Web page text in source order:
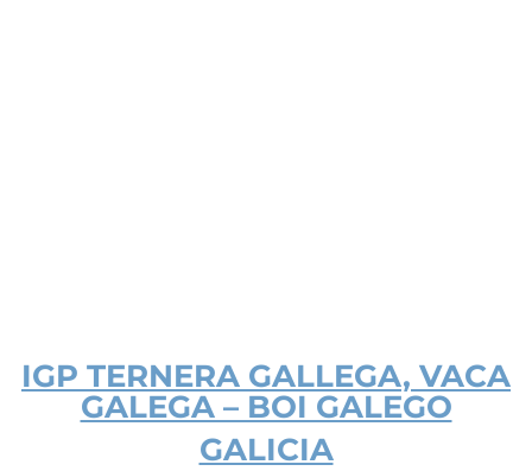
IGP TERNERA GALLEGA, VACA
GALEGA – BOI GALEGO
GALICIA